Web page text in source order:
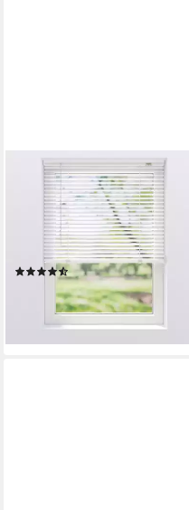
MY HOME
Jalousie, ohne Bohren,
freihängend, Aluminium,
Klemmträger mit
Feststellschraube
(19)
ab 27,49 €
lieferbar - in 2-3 Werktagen bei dir